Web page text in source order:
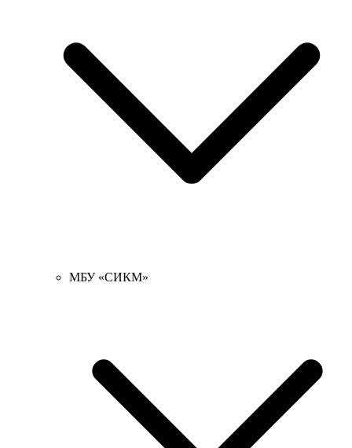
МБУ «СИКМ»